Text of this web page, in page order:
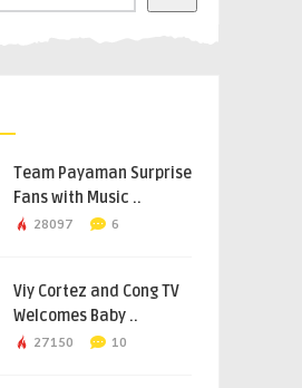
Team Payaman Surprise
Fans with Music ..
28097 6
Viy Cortez and Cong TV
Welcomes Baby ..
27150 10